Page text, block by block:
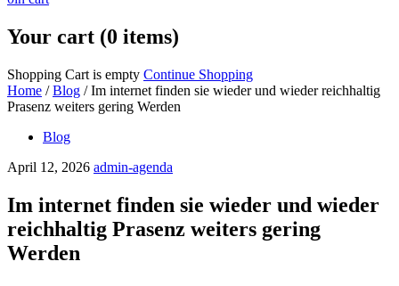
Your cart (0 items)
Shopping Cart is empty Continue Shopping
Home / Blog / Im internet finden sie wieder und wieder reichhaltig
Prasenz weiters gering Werden
Blog
April 12, 2026 admin-agenda
Im internet finden sie wieder und wieder
reichhaltig Prasenz weiters gering
Werden